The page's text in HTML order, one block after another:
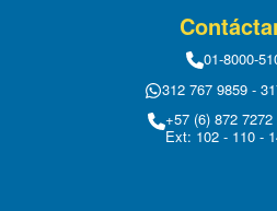
01-8000-
312 767 9859 -
+57 (6) 872
Ext: 102 - 110 -